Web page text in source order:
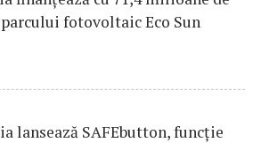
fotovoltaic Eco Sun
lansează SAFEbutton, funcţie